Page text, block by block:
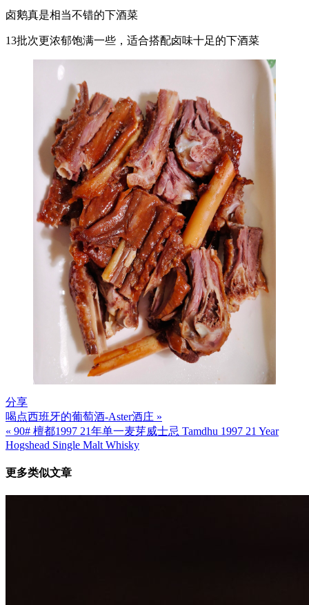
卤鹅真是相当不错的下酒菜
13批次更浓郁饱满一些，适合搭配卤味十足的下酒菜
分享
文
章
导
喝点西班牙的葡萄酒-Aster酒庄 »
« 90# 檀都1997 21年单一麦芽威士忌 Tamdhu 1997 21 Year
Hogshead Single Malt Whisky
更多类似文章